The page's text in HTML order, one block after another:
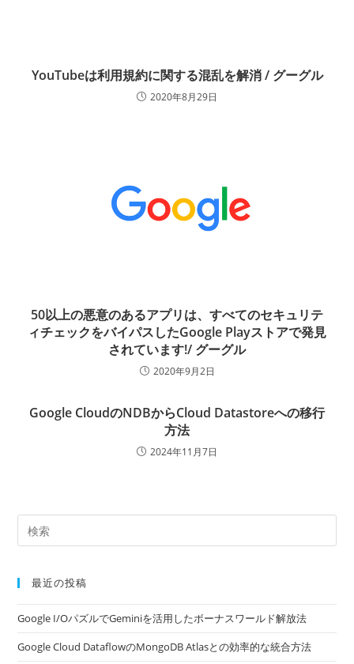
YouTubeは利用規約に関する混乱を解消 / グーグル
2020年8月29日
50以上の悪意のあるアプリは、すべてのセキュリテ
ィチェックをバイパスしたGoogle Playストアで発見
されています!/ グーグル
2020年9月2日
Google CloudのNDBからCloud Datastoreへの移行
方法
2024年11月7日
最近の投稿
Google I/OパズルでGeminiを活用したボーナスワールド解放法
Google Cloud DataflowのMongoDB Atlasとの効率的な統合方法